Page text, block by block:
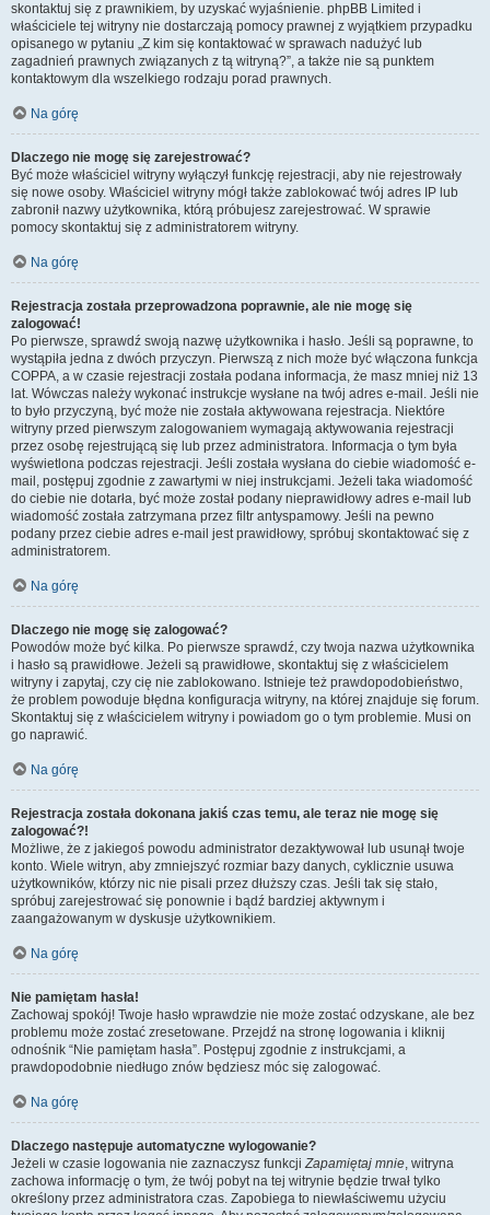
skontaktuj się z prawnikiem, by uzyskać wyjaśnienie. phpBB Limited i
właściciele tej witryny nie dostarczają pomocy prawnej z wyjątkiem przypadku
opisanego w pytaniu „Z kim się kontaktować w sprawach nadużyć lub
zagadnień prawnych związanych z tą witryną?”, a także nie są punktem
kontaktowym dla wszelkiego rodzaju porad prawnych.
Na górę
Dlaczego nie mogę się zarejestrować?
Być może właściciel witryny wyłączył funkcję rejestracji, aby nie rejestrowały
się nowe osoby. Właściciel witryny mógł także zablokować twój adres IP lub
zabronił nazwy użytkownika, którą próbujesz zarejestrować. W sprawie
pomocy skontaktuj się z administratorem witryny.
Na górę
Rejestracja została przeprowadzona poprawnie, ale nie mogę się
zalogować!
Po pierwsze, sprawdź swoją nazwę użytkownika i hasło. Jeśli są poprawne, to
wystąpiła jedna z dwóch przyczyn. Pierwszą z nich może być włączona funkcja
COPPA, a w czasie rejestracji została podana informacja, że masz mniej niż 13
lat. Wówczas należy wykonać instrukcje wysłane na twój adres e-mail. Jeśli nie
to było przyczyną, być może nie została aktywowana rejestracja. Niektóre
witryny przed pierwszym zalogowaniem wymagają aktywowania rejestracji
przez osobę rejestrującą się lub przez administratora. Informacja o tym była
wyświetlona podczas rejestracji. Jeśli została wysłana do ciebie wiadomość e-
mail, postępuj zgodnie z zawartymi w niej instrukcjami. Jeżeli taka wiadomość
do ciebie nie dotarła, być może został podany nieprawidłowy adres e-mail lub
wiadomość została zatrzymana przez filtr antyspamowy. Jeśli na pewno
podany przez ciebie adres e-mail jest prawidłowy, spróbuj skontaktować się z
administratorem.
Na górę
Dlaczego nie mogę się zalogować?
Powodów może być kilka. Po pierwsze sprawdź, czy twoja nazwa użytkownika
i hasło są prawidłowe. Jeżeli są prawidłowe, skontaktuj się z właścicielem
witryny i zapytaj, czy cię nie zablokowano. Istnieje też prawdopodobieństwo,
że problem powoduje błędna konfiguracja witryny, na której znajduje się forum.
Skontaktuj się z właścicielem witryny i powiadom go o tym problemie. Musi on
go naprawić.
Na górę
Rejestracja została dokonana jakiś czas temu, ale teraz nie mogę się
zalogować?!
Możliwe, że z jakiegoś powodu administrator dezaktywował lub usunął twoje
konto. Wiele witryn, aby zmniejszyć rozmiar bazy danych, cyklicznie usuwa
użytkowników, którzy nic nie pisali przez dłuższy czas. Jeśli tak się stało,
spróbuj zarejestrować się ponownie i bądź bardziej aktywnym i
zaangażowanym w dyskusje użytkownikiem.
Na górę
Nie pamiętam hasła!
Zachowaj spokój! Twoje hasło wprawdzie nie może zostać odzyskane, ale bez
problemu może zostać zresetowane. Przejdź na stronę logowania i kliknij
odnośnik “Nie pamiętam hasła”. Postępuj zgodnie z instrukcjami, a
prawdopodobnie niedługo znów będziesz móc się zalogować.
Na górę
Dlaczego następuje automatyczne wylogowanie?
Jeżeli w czasie logowania nie zaznaczysz funkcjiZapamiętaj mnie, witryna
zachowa informację o tym, że twój pobyt na tej witrynie będzie trwał tylko
określony przez administratora czas. Zapobiega to niewłaściwemu użyciu